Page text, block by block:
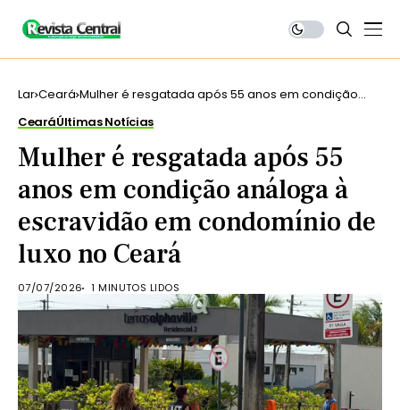
Lar Ceará Mulher é resgatada após 55 anos em condição
Ceará
CearáÚltimas Notícias
Mulher é resgatada após 55
anos em condição análoga à
escravidão em condomínio de
luxo no Ceará
07/07/2026 1 MINUTOS LIDOS